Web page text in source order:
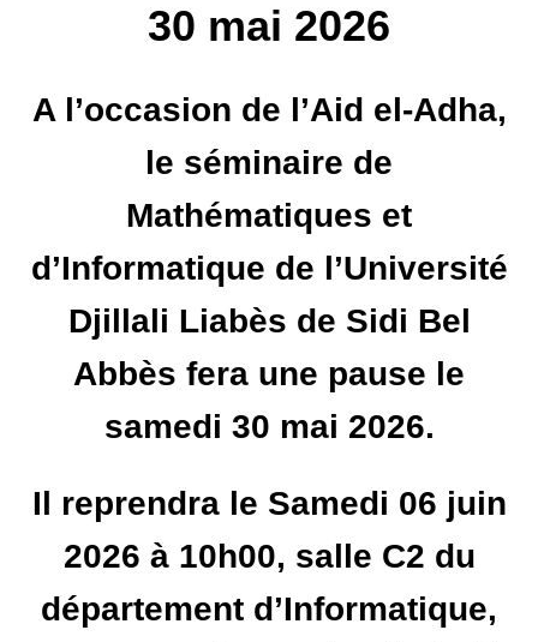
30 mai 2026
A l’occasion de l’Aid el-Adha,
le séminaire de
Mathématiques et
d’Informatique de l’Université
Djillali Liabès de Sidi Bel
Abbès fera une pause le
samedi 30 mai 2026.
Il reprendra le Samedi 06 juin
2026 à 10h00, salle C2 du
département d’Informatique,